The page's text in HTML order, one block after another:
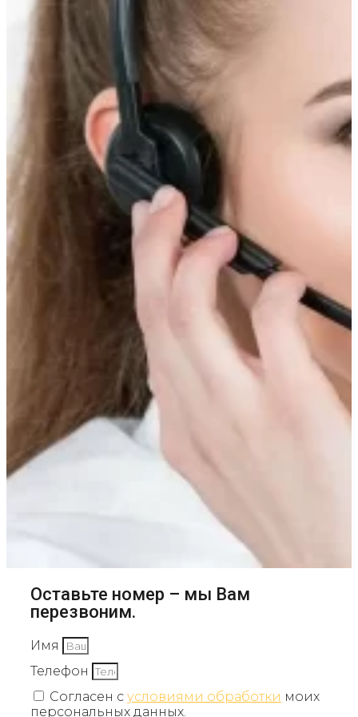
Оставьте номер – мы Вам
перезвоним.
Имя
Телефон
Согласен с условиями обработки моих
персональных данных.